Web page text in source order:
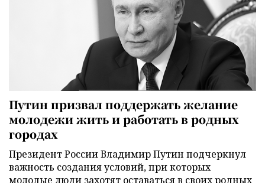
Путин призвал поддержать желание
молодежи жить и работать в родных
городах
Президент России Владимир Путин подчеркнул
важность создания условий, при которых
молодые люди захотят оставаться в своих родных